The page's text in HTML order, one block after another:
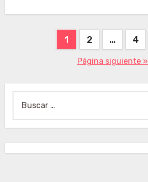
Paginación
1 2 … 4
Página siguiente »